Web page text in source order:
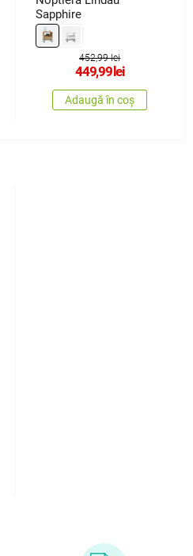
Sapphire
452,99 lei
449,99lei
Adaugă în coș